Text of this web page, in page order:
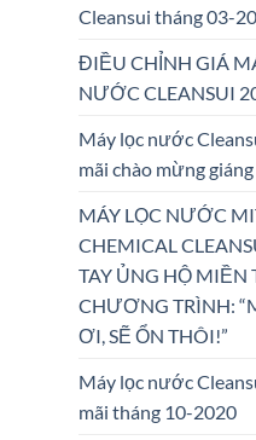
Cleansui tháng 03-
ĐIỀU CHỈNH GIÁ
NƯỚC CLEANSUI
Máy lọc nước
mãi chào mừng
MÁY LỌC NƯỚC
CHEMICAL
TAY ỦNG HỘ MIỀN
CHƯƠNG TRÌNH:
ƠI, SẼ ỔN THÔI!”
Máy lọc nước
mãi tháng 10-2020